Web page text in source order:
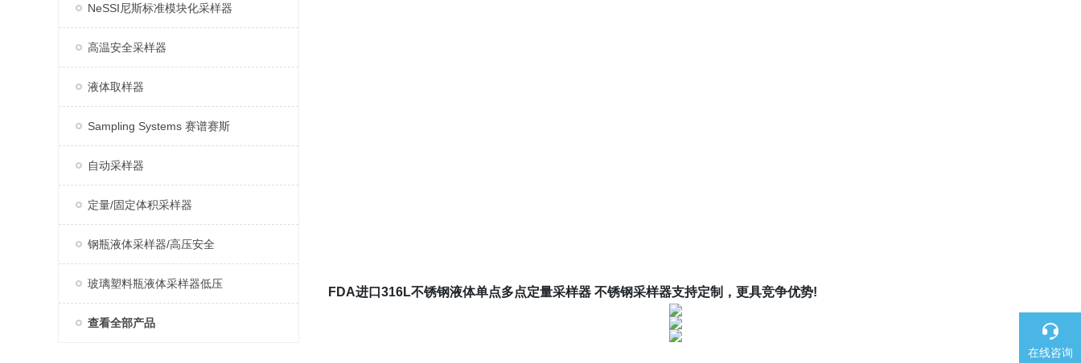
NeSSI尼斯标准模块化采样器
高温安全采样器
液体取样器
Sampling Systems 赛谱赛斯
自动采样器
定量/固定体积采样器
钢瓶液体采样器/高压安全
玻璃塑料瓶液体采样器低压
查看全部产品
FDA进口316L不锈钢液体单点多点定量采样器 不锈钢采样器支持定制，更具竞争优势!
在线咨询